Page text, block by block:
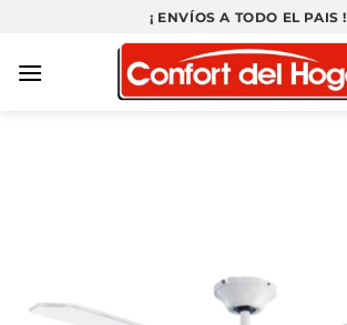
contenido
¡ ENVÍOS A TODO EL PAIS !